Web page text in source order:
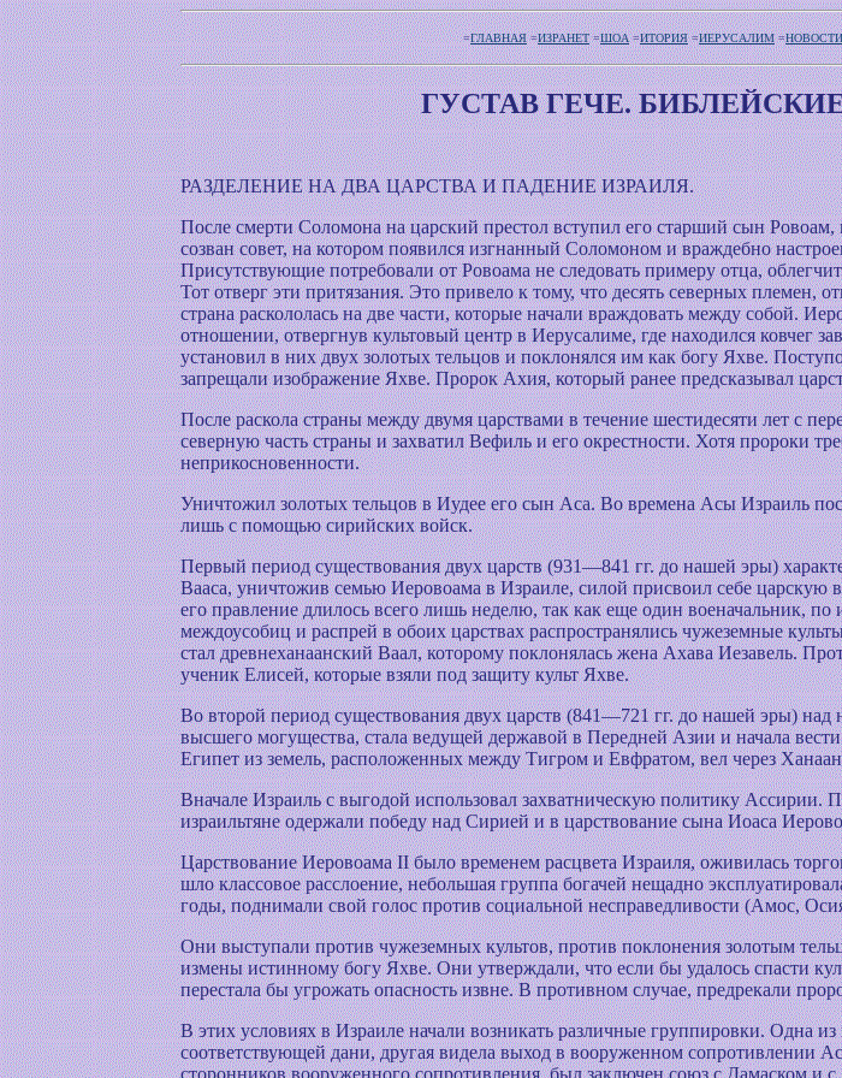
=ГЛАВНАЯ=ИЗРАНЕТ=ШОА=ИТОРИЯ=ИЕРУСАЛИМ=НОВОСТИ
ГУСТАВ ГЕЧЕ.
РАЗДЕЛЕНИЕ НА ДВА ЦАРСТВА И ПАДЕНИЕ ИЗРАИЛЯ.
После смерти Соломона на царский престол вступил его старший сын
созван совет, на котором появился изгнанный Соломоном и враждебно
Присутствующие потребовали от Ровоама не следовать примеру отца,
Тот отверг эти притязания. Это привело к тому, что десять северных племен,
страна раскололась на две части, которые начали враждовать между собой.
отношении, отвергнув культовый центр в Иерусалиме, где находился ковчег
установил в них двух золотых тельцов и поклонялся им как богу Яхве.
запрещали изображение Яхве. Пророк Ахия, который ранее предсказывал
После раскола страны между двумя царствами в течение шестидесяти лет с
северную часть страны и захватил Вефиль и его окрестности. Хотя пророки
неприкосновенности.
Уничтожил золотых тельцов в Иудее его сын Аса. Во времена Асы Израиль
лишь с помощью сирийских войск.
Первый период существования двух царств (931—841 гг. до нашей эры)
Вааса, уничтожив семью Иеровоама в Израиле, силой присвоил себе царскую
его правление длилось всего лишь неделю, так как еще один военачальник,
междоусобиц и распрей в обоих царствах распространялись чужеземные
стал древнеханаанский Ваал, которому поклонялась жена Ахава Иезавель.
ученик Елисей, которые взяли под защиту культ Яхве.
Во второй период существования двух царств (841—721 гг. до нашей эры)
высшего могущества, стала ведущей державой в Передней Азии и начала
Египет из земель, расположенных между Тигром и Евфратом, вел через
Вначале Израиль с выгодой использовал захватническую политику Ассирии.
израильтяне одержали победу над Сирией и в царствование сына Иоаса
Царствование Иеровоама II было временем расцвета Израиля, оживилась
шло классовое расслоение, небольшая группа богачей нещадно
годы, поднимали свой голос против социальной несправедливости (Амос,
Они выступали против чужеземных культов, против поклонения золотым
измены истинному богу Яхве. Они утверждали, что если бы удалось спасти
перестала бы угрожать опасность извне. В противном случае, предрекали
В этих условиях в Израиле начали возникать различные группировки. Одна
соответствующей дани, другая видела выход в вооруженном сопротивлении
сторонников вооруженного сопротивления, был заключен союз с Дамаском и